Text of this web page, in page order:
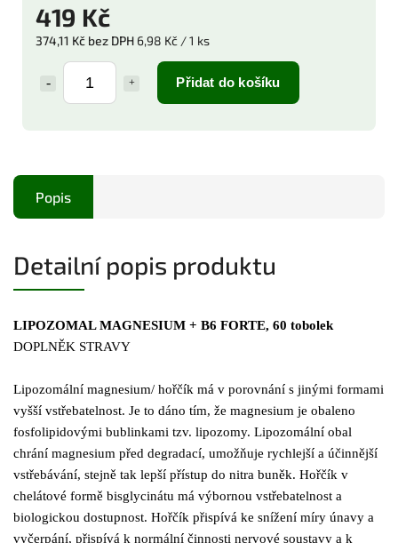
419 Kč
374,11 Kč bez DPH 6,98 Kč / 1 ks
Přidat do košíku
Popis
Detailní popis produktu
LIPOZOMAL MAGNESIUM + B6 FORTE, 60 tobolek
DOPLNĚK STRAVY
Lipozomální magnesium/ hořčík má v porovnání s jinými formami
vyšší vstřebatelnost. Je to dáno tím, že magnesium je obaleno
fosfolipidovými bublinkami tzv. lipozomy. Lipozomální obal
chrání magnesium před degradací, umožňuje rychlejší a účinnější
vstřebávání, stejně tak lepší přístup do nitra buněk. Hořčík v
chelátové formě bisglycinátu má výbornou vstřebatelnost a
biologickou dostupnost. Hořčík přispívá ke snížení míry únavy a
vyčerpání, přispívá k normální činnosti nervové soustavy a k